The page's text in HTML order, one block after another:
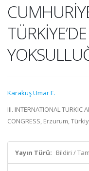
Karakuş Umar E.
III. INTERNATIONAL TURKIC
CONGRESS, Erzurum,
Yayın Türü: Bildiri /